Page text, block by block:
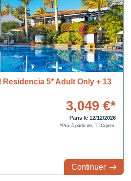
5* Adult Only + 13
3,049 €*
Paris le 12/12/2026
*Prix à partir de, TTC/pers.
Continuer